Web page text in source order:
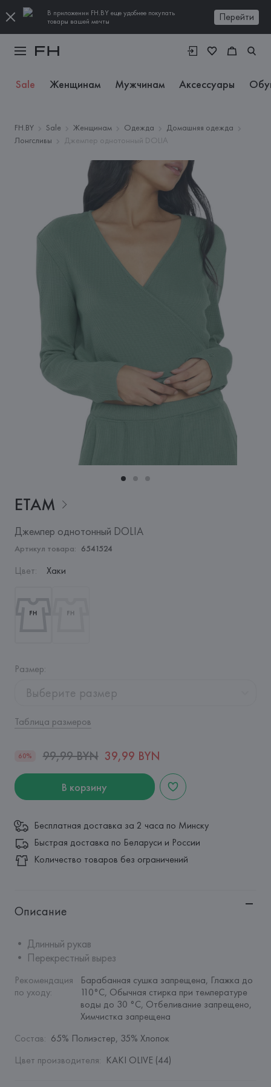
В приложении FH.BY еще удобнее покупать
товары вашей мечты
Перейти
Sale Женщинам Мужчинам Аксессуары
FH.BY Sale Женщинам Одежда
Домашняя одежда
Лонгсливы
Джемпер однотонный DOLIA
ETAM
Джемпер однотонный DOLIA
Артикул товара: 6541524
Цвет: Хаки
Размер:
Выберите размер
Таблица размеров
60% 99,99 BYN 39,99 BYN
В корзину
Бесплатная доставка за 2 часа по Минску
Быстрая доставка по Беларуси и России
Количество товаров без ограничений
Описание
• Длинный рукав
• Перекрестный вырез
Рекомендация
по уходу:
Барабанная сушка запрещена, Глажка до
110°C, Обычная стирка при температуре
воды до 30 °C, Отбеливание запрещено,
Химчистка запрещена
Состав: 65% Полиэстер, 35% Хлопок
Цвет производителя: KAKI OLIVE (44)